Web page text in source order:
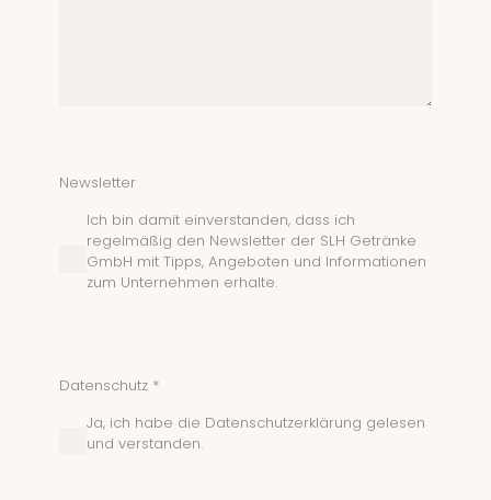
Newsletter
Ich bin damit einverstanden, dass ich
regelmäßig den Newsletter der SLH Getränke
GmbH mit Tipps, Angeboten und Informationen
zum Unternehmen erhalte.
Datenschutz *
Ja, ich habe die Datenschutzerklärung gelesen
und verstanden.